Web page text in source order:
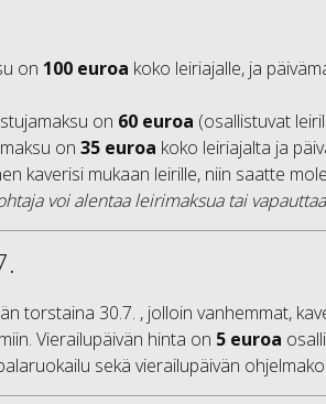
on 100 euroa koko leiriajalle, ja
on 60 euroa (osallistuvat
on 35 euroa koko leiriajalta ja
kaverisi mukaan leirille, niin saatte
voi alentaa leirimaksua tai
torstaina 30.7. , jolloin vanhemmat,
Vierailupäivän hinta on 5 euroa
sekä vierailupäivän